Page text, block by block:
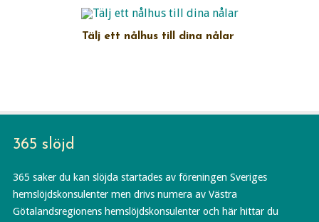
Tälj ett nålhus till dina nålar
365 slöjd
365 saker du kan slöjda startades av föreningen Sveriges
hemslöjdskonsulenter men drivs numera av Västra
Götalandsregionens hemslöjdskonsulenter och här hittar du